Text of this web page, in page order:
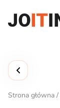
treści
Strona główna /